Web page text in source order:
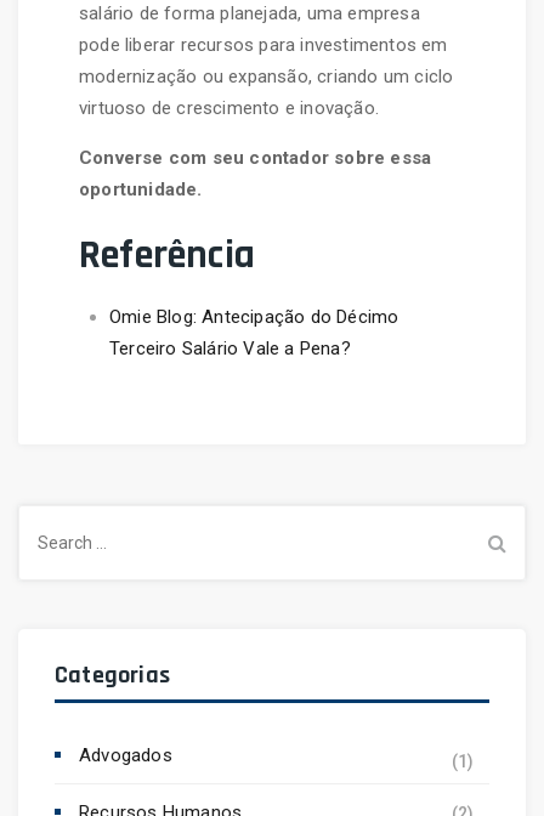
salário de forma planejada, uma empresa
pode liberar recursos para investimentos em
modernização ou expansão, criando um ciclo
virtuoso de crescimento e inovação.
Converse com seu contador sobre essa
oportunidade.
Referência
Omie Blog: Antecipação do Décimo
Terceiro Salário Vale a Pena?
for:
Categorias
Advogados (1)